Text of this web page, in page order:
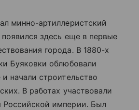
минно-артиллеристский
здесь еще в первые
города. В 1880-х
Буяковки облюбовали
начали строительство
В работах участвовали
империи. Был